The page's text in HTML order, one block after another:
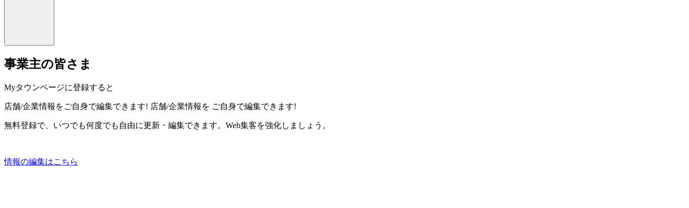
事業主の皆さま
Myタウンページに登録すると
店舗/企業情報をご自身で編集できます! 店舗/企業情報を ご自身で編集できます!
無料登録で、いつでも何度でも自由に更新・編集できます。Web集客を強化しましょう。
情報の編集はこちら